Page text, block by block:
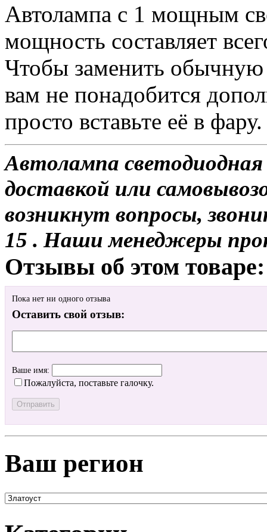
Автолампа с 1 мощным
мощность составляет
Чтобы заменить
вам не понадобится
просто вставьте её в фару.
Автолампа
доставкой или
возникнут вопросы,
15 . Наши менеджеры
Отзывы об этом товаре:
Пока нет ни одного отзыва
Оставить свой отзыв:
Ваше имя:
Пожалуйста, поставьте галочку.
Ваш регион